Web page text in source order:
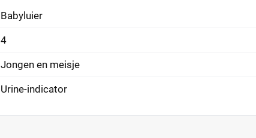
Babyluier
4
Jongen en meisje
Urine-indicator